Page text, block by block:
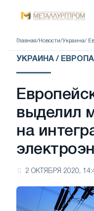
Главная/ Новости/Украина/
УКРАИНА / ЕВРОПА
выделил
на
2 ОКТЯБРЯ 2020,